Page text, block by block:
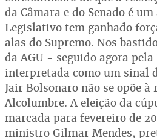
da Câmara e do Senado é
Legislativo tem ganhado
alas do Supremo. Nos
da AGU - seguido agora
interpretada como um sinal
Jair Bolsonaro não se opõe à
Alcolumbre. A eleição da
marcada para fevereiro de
ministro Gilmar Mendes,